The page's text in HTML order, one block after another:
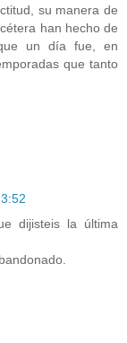
su manera de
han hecho de
un día fue, en
que tanto
dijisteis la última